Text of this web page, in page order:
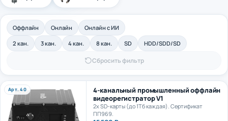
Оффлайн Онлайн Онлайн с ИИ
3 кан. 4 кан. SD HDD/SDD/SD
Арт. 40
4-канальный промышленный оффлайн
видеорегистратор V1
2х SD-карты (до 1Тб каждая). Сертификат
ПП969.
15 500 ₽